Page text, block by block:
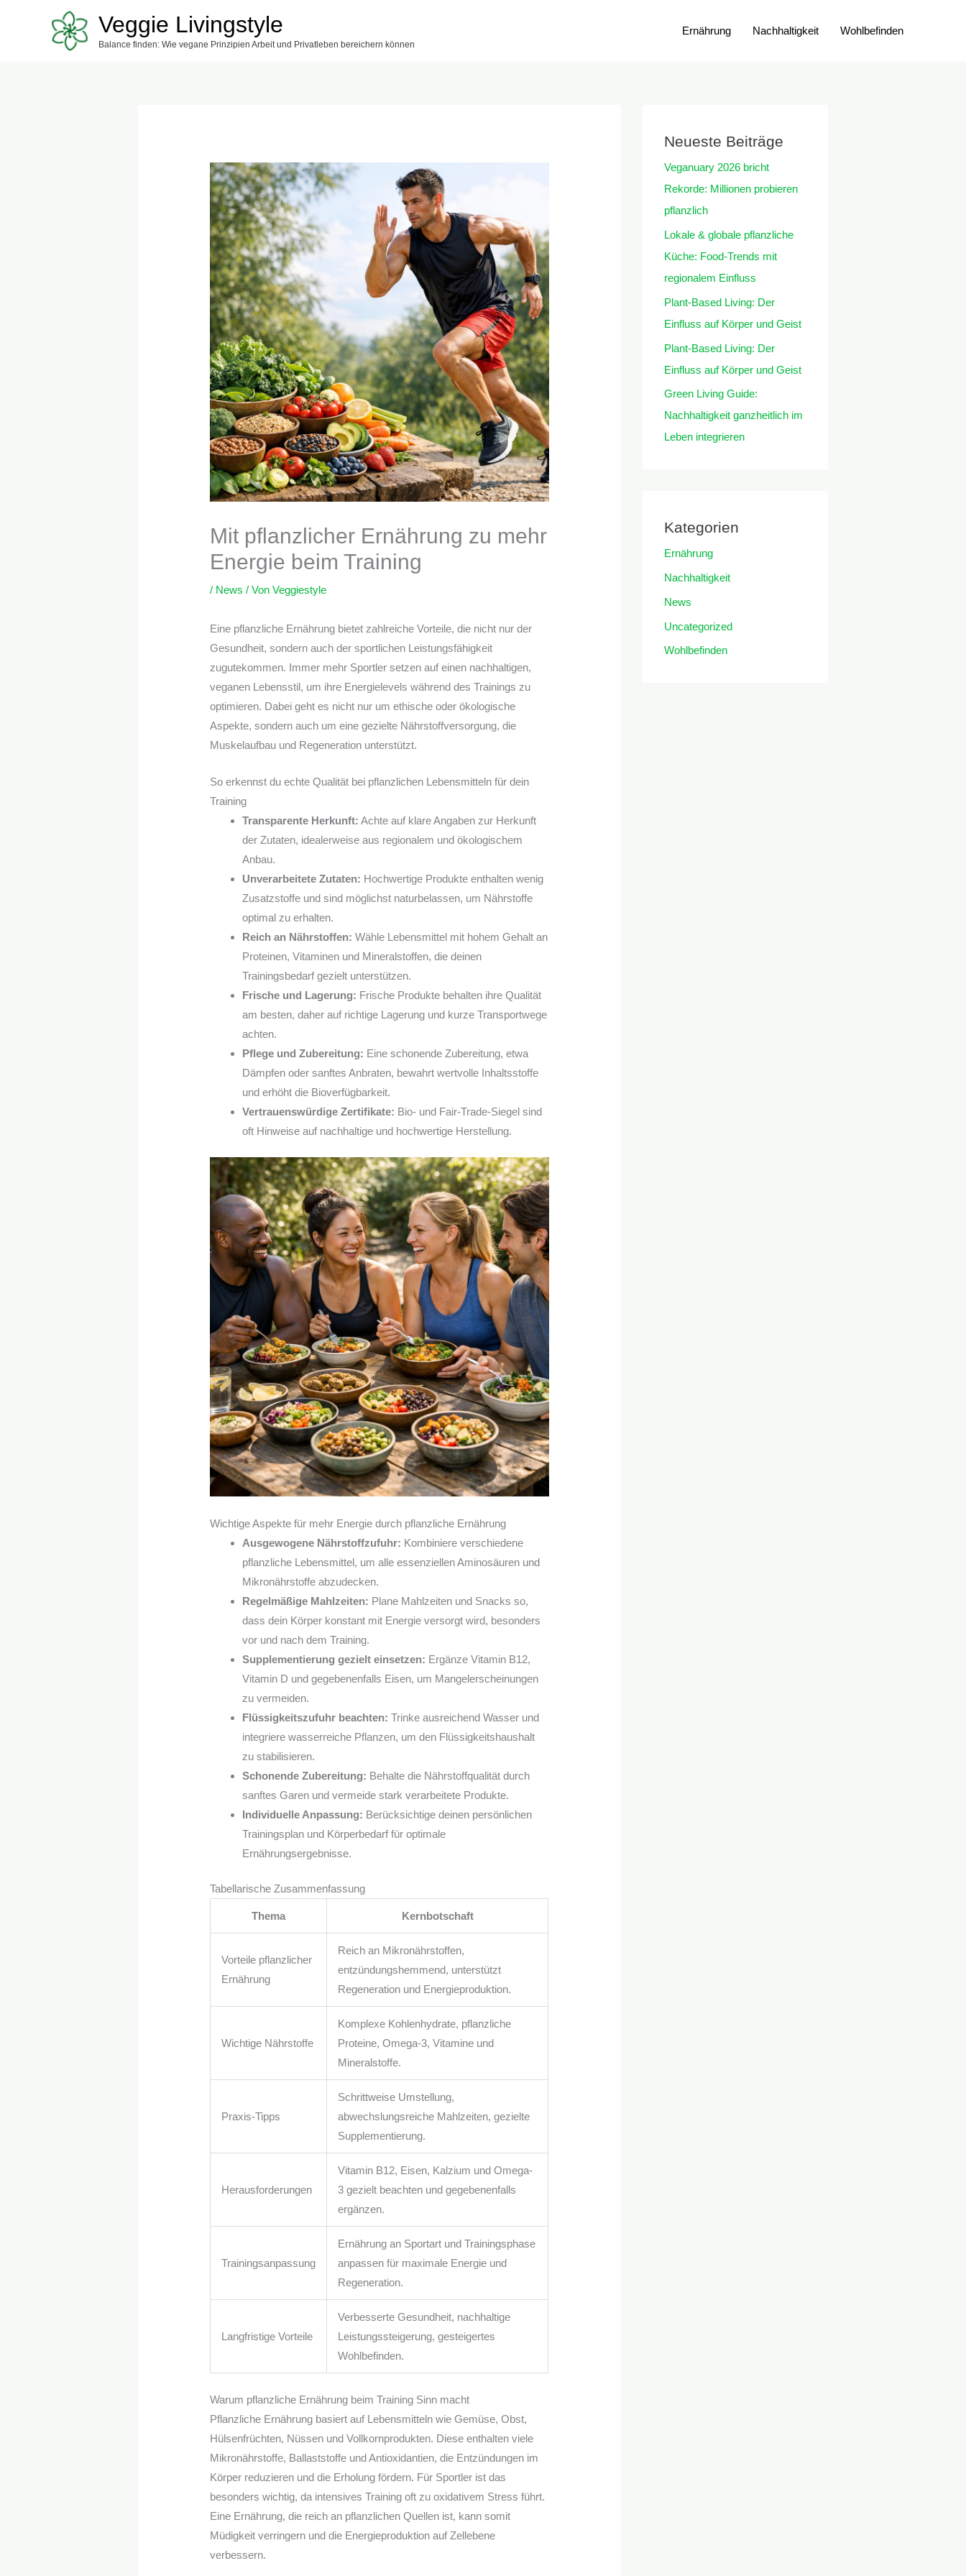
Veggie Livingstyle
Balance finden: Wie vegane Prinzipien Arbeit und Privatleben bereichern können
Ernährung Nachhaltigkeit Wohlbefinden
Mit pflanzlicher Ernährung zu mehr
Energie beim Training
/ News / VonVeggiestyle
Eine pflanzliche Ernährung bietet zahlreiche Vorteile, die nicht nur der
Gesundheit, sondern auch der sportlichen Leistungsfähigkeit
zugutekommen. Immer mehr Sportler setzen auf einen nachhaltigen,
veganen Lebensstil, um ihre Energielevels während des Trainings zu
optimieren. Dabei geht es nicht nur um ethische oder ökologische
Aspekte, sondern auch um eine gezielte Nährstoffversorgung, die
Muskelaufbau und Regeneration unterstützt.
So erkennst du echte Qualität bei pflanzlichen Lebensmitteln für dein
Training
Transparente Herkunft: Achte auf klare Angaben zur Herkunft
der Zutaten, idealerweise aus regionalem und ökologischem
Anbau.
Unverarbeitete Zutaten: Hochwertige Produkte enthalten wenig
Zusatzstoffe und sind möglichst naturbelassen, um Nährstoffe
optimal zu erhalten.
Reich an Nährstoffen: Wähle Lebensmittel mit hohem Gehalt an
Proteinen, Vitaminen und Mineralstoffen, die deinen
Trainingsbedarf gezielt unterstützen.
Frische und Lagerung: Frische Produkte behalten ihre Qualität
am besten, daher auf richtige Lagerung und kurze Transportwege
achten.
Pflege und Zubereitung: Eine schonende Zubereitung, etwa
Dämpfen oder sanftes Anbraten, bewahrt wertvolle Inhaltsstoffe
und erhöht die Bioverfügbarkeit.
Vertrauenswürdige Zertifikate: Bio- und Fair-Trade-Siegel sind
oft Hinweise auf nachhaltige und hochwertige Herstellung.
Wichtige Aspekte für mehr Energie durch pflanzliche Ernährung
Ausgewogene Nährstoffzufuhr: Kombiniere verschiedene
pflanzliche Lebensmittel, um alle essenziellen Aminosäuren und
Mikronährstoffe abzudecken.
Regelmäßige Mahlzeiten: Plane Mahlzeiten und Snacks so,
dass dein Körper konstant mit Energie versorgt wird, besonders
vor und nach dem Training.
Supplementierung gezielt einsetzen: Ergänze Vitamin B12,
Vitamin D und gegebenenfalls Eisen, um Mangelerscheinungen
zu vermeiden.
Flüssigkeitszufuhr beachten: Trinke ausreichend Wasser und
integriere wasserreiche Pflanzen, um den Flüssigkeitshaushalt
zu stabilisieren.
Schonende Zubereitung: Behalte die Nährstoffqualität durch
sanftes Garen und vermeide stark verarbeitete Produkte.
Individuelle Anpassung: Berücksichtige deinen persönlichen
Trainingsplan und Körperbedarf für optimale
Ernährungsergebnisse.
Tabellarische Zusammenfassung
Thema Kernbotschaft
Vorteile pflanzlicher
Ernährung
Reich an Mikronährstoffen,
entzündungshemmend, unterstützt
Regeneration und Energieproduktion.
Wichtige Nährstoffe
Komplexe Kohlenhydrate, pflanzliche
Proteine, Omega-3, Vitamine und
Mineralstoffe.
Praxis-Tipps
Schrittweise Umstellung,
abwechslungsreiche Mahlzeiten, gezielte
Supplementierung.
Herausforderungen
Vitamin B12, Eisen, Kalzium und Omega-
3 gezielt beachten und gegebenenfalls
ergänzen.
Trainingsanpassung
Ernährung an Sportart und Trainingsphase
anpassen für maximale Energie und
Regeneration.
Langfristige Vorteile
Verbesserte Gesundheit, nachhaltige
Leistungssteigerung, gesteigertes
Wohlbefinden.
Warum pflanzliche Ernährung beim Training Sinn macht
Pflanzliche Ernährung basiert auf Lebensmitteln wie Gemüse, Obst,
Hülsenfrüchten, Nüssen und Vollkornprodukten. Diese enthalten viele
Mikronährstoffe, Ballaststoffe und Antioxidantien, die Entzündungen im
Körper reduzieren und die Erholung fördern. Für Sportler ist das
besonders wichtig, da intensives Training oft zu oxidativem Stress führt.
Eine Ernährung, die reich an pflanzlichen Quellen ist, kann somit
Müdigkeit verringern und die Energieproduktion auf Zellebene
verbessern.
Neueste Beiträge
Veganuary 2026 bricht
Rekorde: Millionen probieren
pflanzlich
Lokale & globale pflanzliche
Küche: Food-Trends mit
regionalem Einfluss
Plant-Based Living: Der
Einfluss auf Körper und Geist
Plant-Based Living: Der
Einfluss auf Körper und Geist
Green Living Guide:
Nachhaltigkeit ganzheitlich im
Leben integrieren
Kategorien
Ernährung
Nachhaltigkeit
News
Uncategorized
Wohlbefinden